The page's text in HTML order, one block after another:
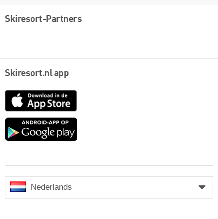
Skiresort-Partners
Skiresort.nl app
App
Google
Nederlands